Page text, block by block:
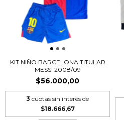
KIT NIÑO BARCELONA TITULAR
MESSI 2008/09
$56.000,00
3 cuotas sin interés de
$18.666,67